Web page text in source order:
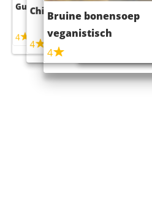
Guacamole
4
Chili con carne
4
Bruine bonensoep
veganistisch
4
Sushi rijstsalade
maaltijdsalade
4